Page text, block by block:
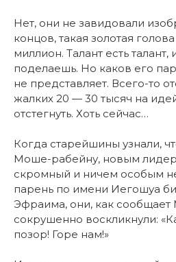
Нет, они не завидовали
концов, такая золотая
миллион. Талант есть талант,
поделаешь. Но каков его
не представляет. Всего-то
жалких 20 — 30 тысяч на
отстегнуть. Хоть сейчас…
Когда старейшины узнали,
Моше-рабейну, новым
скромный и ничем особым
парень по имени Иегошуа
Эфраима, они, как
сокрушенно воскликнули:
позор! Горе нам!»